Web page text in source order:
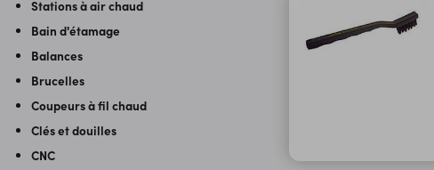
Stations à air chaud
Bain d'étamage
Balances
Brucelles
Coupeurs à fil chaud
Clés et douilles
CNC